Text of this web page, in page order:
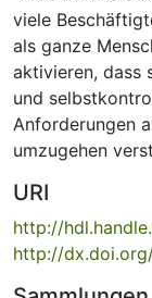
viele
als ganze
aktivieren, dass
und
Anforderungen
umzugehen
URI
http://
http://